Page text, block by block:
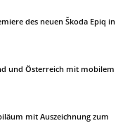
des neuen Škoda Epiq in
und Österreich mit mobilem
mit Auszeichnung zum